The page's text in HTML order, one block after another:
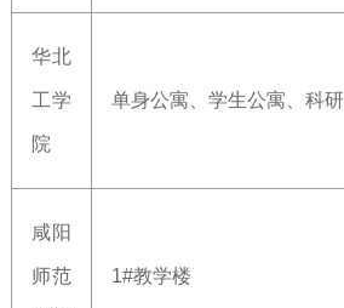
华北
工学
院
单身公寓、学生公寓、科
咸阳
师范 1#教学楼